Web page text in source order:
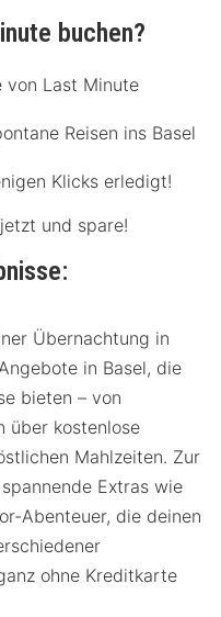
buchen?
von Last Minute
Reisen ins Basel
Klicks erledigt!
und spare!
Übernachtung in
in Basel, die
bieten – von
über kostenlose
Mahlzeiten. Zur
Extras wie
Abenteuer, die deinen
ohne Kreditkarte